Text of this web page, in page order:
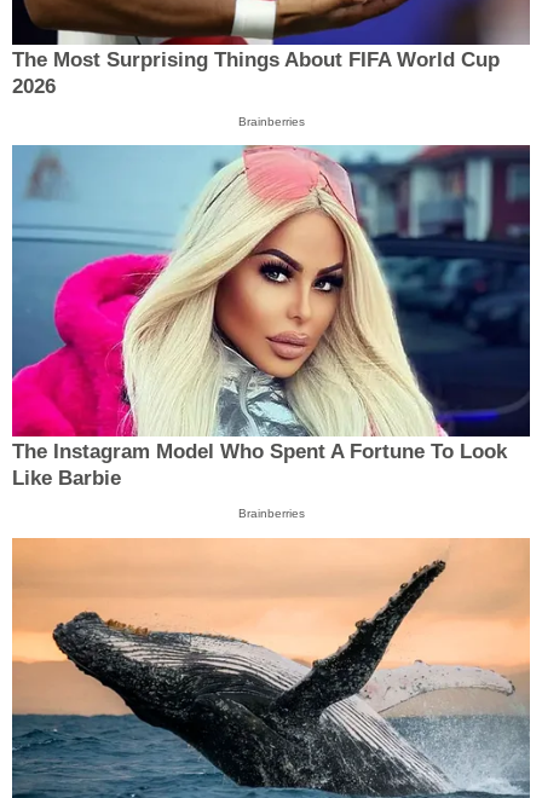
The Most Surprising Things About FIFA World Cup
2026
Brainberries
The Instagram Model Who Spent A Fortune To Look
Like Barbie
Brainberries